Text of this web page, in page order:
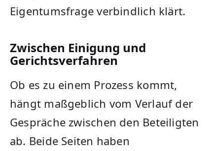
Eigentumsfrage verbindlich klärt.
Zwischen Einigung und
Gerichtsverfahren
Ob es zu einem Prozess kommt,
hängt maßgeblich vom Verlauf der
Gespräche zwischen den Beteiligten
ab. Beide Seiten haben